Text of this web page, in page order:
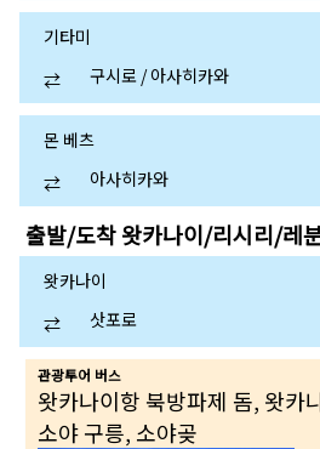
기타미
⇄
구시로 / 아사히카와
몬 베츠
⇄
아사히카와
출발/도착왓카나이/리시리/레
왓카나이
⇄
삿포로
관광투어 버스
왓카나이항 북방파제 돔, 왓카
소야 구릉, 소야곶